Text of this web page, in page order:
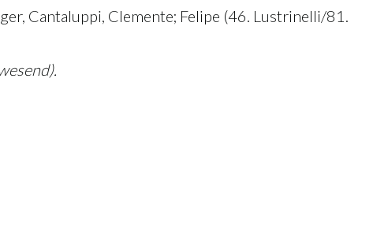
Cantaluppi, Clemente; Felipe (46. Lustrinelli/81.